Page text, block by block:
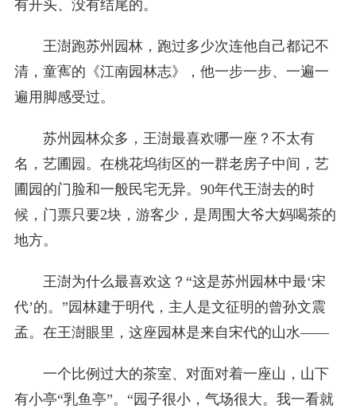
有开头、没有结尾的。
王澍跑苏州园林，跑过多少次连他自己都记不
清，童寯的《江南园林志》，他一步一步、一遍一
遍用脚感受过。
苏州园林众多，王澍最喜欢哪一座？不太有
名，艺圃园。在桃花坞街区的一群老房子中间，艺
圃园的门脸和一般民宅无异。90年代王澍去的时
候，门票只要2块，游客少，是周围大爷大妈喝茶的
地方。
王澍为什么最喜欢这？“这是苏州园林中最‘宋
代’的。”园林建于明代，主人是文征明的曾孙文震
孟。在王澍眼里，这座园林是来自宋代的山水——
一个比例过大的茶室、对面对着一座山，山下
有小亭“乳鱼亭”。“园子很小，气场很大。我一看就